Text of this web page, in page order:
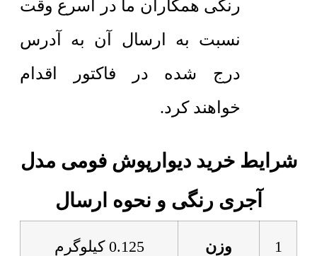
رنگی همکاران ما در اسرع وقت
نسبت به ارسال آن به آدرس
درج شده در فاکتور اقدام
خواهند کرد.
شرایط خرید دیوارپوش فومی مدل
آجری رنگی و نحوه ارسال
1 وزن 0.125 کیلوگرم